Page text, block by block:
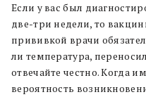
Если у вас был
две-три недели, то
прививкой врачи
ли температура,
отвечайте честно. Когда
вероятность